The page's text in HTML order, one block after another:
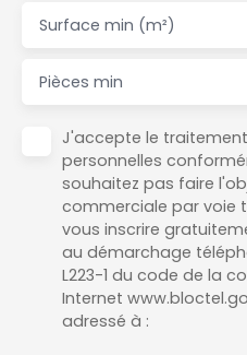
Surface min (m²)
Pièces min
J'accepte le
personnelles
souhaitez pas faire
commerciale par voie
vous inscrire
au démarchage
L223-1 du code de la
Internet
adressé à :